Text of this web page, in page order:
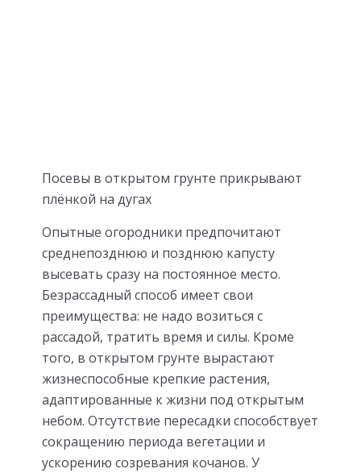
Посевы в открытом грунте прикрывают
плёнкой на дугах
Опытные огородники предпочитают
среднепозднюю и позднюю капусту
высевать сразу на постоянное место.
Безрассадный способ имеет свои
преимущества: не надо возиться с
рассадой, тратить время и силы. Кроме
того, в открытом грунте вырастают
жизнеспособные крепкие растения,
адаптированные к жизни под открытым
небом. Отсутствие пересадки способствует
сокращению периода вегетации и
ускорению созревания кочанов. У